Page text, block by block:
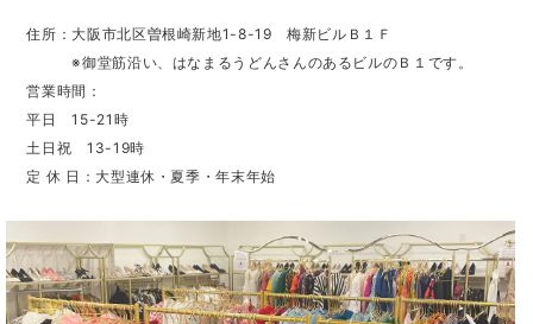
住所：大阪市北区曽根崎新地1-8-19 梅新ビルＢ１Ｆ
※御堂筋沿い、はなまるうどんさんのあるビルのＢ１です。
営業時間：
平日 15-21時
土日祝 13-19時
定 休 日：大型連休・夏季・年末年始